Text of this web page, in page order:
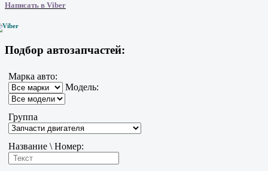
Написать в Viber
Подбор автозапчастей:
Марка авто:
Модель:
Группа
Название \ Номер: